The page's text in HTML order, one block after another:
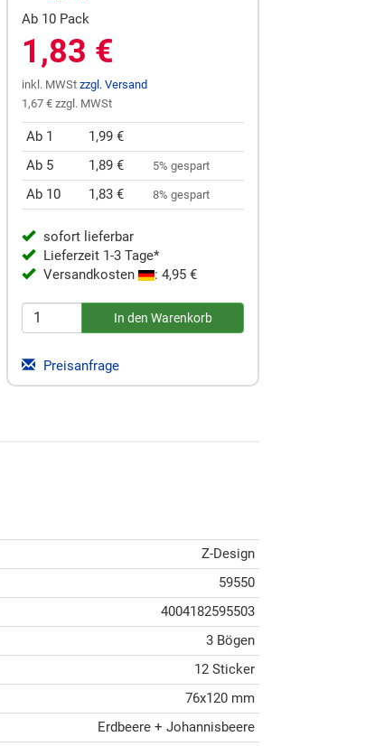
Ab 10 Pack
1,83 €
inkl. MWSt zzgl. Versand
1,67 € zzgl. MWSt
Ab 1
1,99 €
Ab 5
1,89 € 5% gespart
Ab 10 1,83 € 8% gespart
sofort lieferbar
Lieferzeit 1-3 Tage*
Versandkosten
: 4,95 €
Preisanfrage
Z-Design
59550
4004182595503
3 Bögen
12 Sticker
76x120 mm
Erdbeere + Johannisbeere